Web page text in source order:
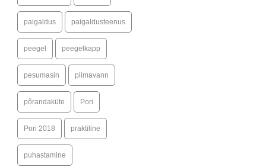
paigaldus paigaldusteenus
peegel peegelkapp
pesumasin piimavann
põrandaküte Pori
Pori 2018 praktiline
puhastamine